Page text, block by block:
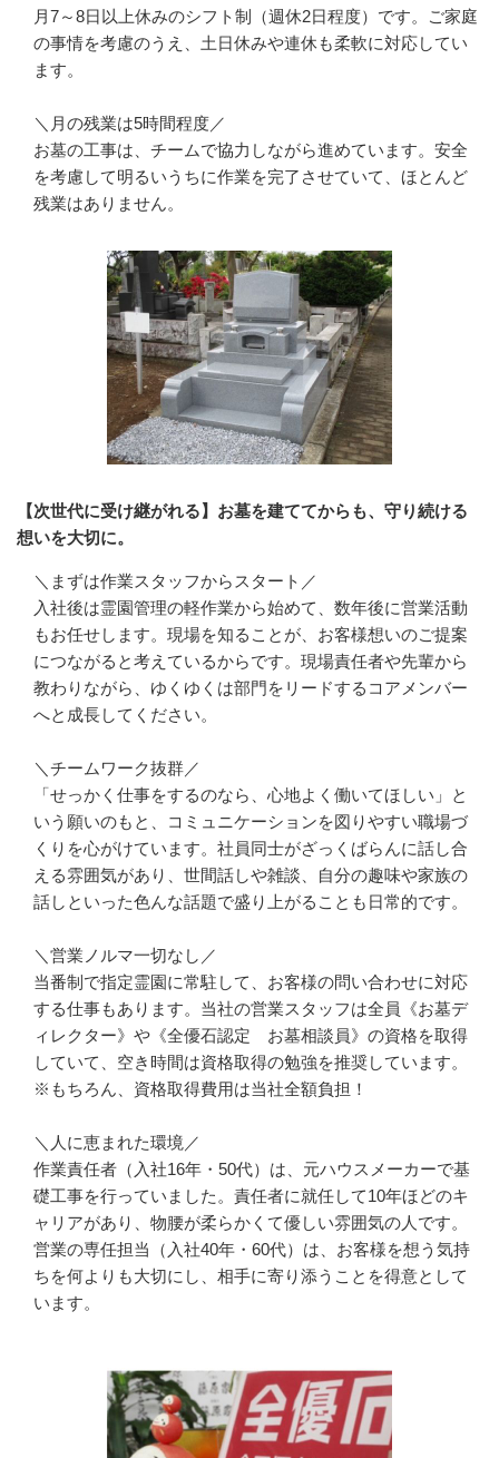
月7～8日以上休みのシフト制（週休2日程度）です。ご家庭
の事情を考慮のうえ、土日休みや連休も柔軟に対応してい
ます。
＼月の残業は5時間程度／
お墓の工事は、チームで協力しながら進めています。安全
を考慮して明るいうちに作業を完了させていて、ほとんど
残業はありません。
【次世代に受け継がれる】お墓を建ててからも、守り続ける
想いを大切に。
＼まずは作業スタッフからスタート／
入社後は霊園管理の軽作業から始めて、数年後に営業活動
もお任せします。現場を知ることが、お客様想いのご提案
につながると考えているからです。現場責任者や先輩から
教わりながら、ゆくゆくは部門をリードするコアメンバー
へと成長してください。
＼チームワーク抜群／
「せっかく仕事をするのなら、心地よく働いてほしい」と
いう願いのもと、コミュニケーションを図りやすい職場づ
くりを心がけています。社員同士がざっくばらんに話し合
える雰囲気があり、世間話しや雑談、自分の趣味や家族の
話しといった色んな話題で盛り上がることも日常的です。
＼営業ノルマ一切なし／
当番制で指定霊園に常駐して、お客様の問い合わせに対応
する仕事もあります。当社の営業スタッフは全員《お墓デ
ィレクター》や《全優石認定　お墓相談員》の資格を取得
していて、空き時間は資格取得の勉強を推奨しています。
※もちろん、資格取得費用は当社全額負担！
＼人に恵まれた環境／
作業責任者（入社16年・50代）は、元ハウスメーカーで基
礎工事を行っていました。責任者に就任して10年ほどのキ
ャリアがあり、物腰が柔らかくて優しい雰囲気の人です。
営業の専任担当（入社40年・60代）は、お客様を想う気持
ちを何よりも大切にし、相手に寄り添うことを得意として
います。